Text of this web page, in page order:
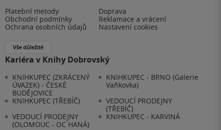
Platební metody
Doprava
Obchodní podmínky
Reklamace a vrácení
Ochrana osobních údajů
Nastavení cookies
Vše důležité
Kariéra v Knihy Dobrovský
KNIHKUPEC (ZKRÁCENÝ
ÚVAZEK) - ČESKÉ
BUDĚJOVICE
KNIHKUPEC - BRNO (Galerie
Vaňkovka)
KNIHKUPEC (TŘEBÍČ)
VEDOUCÍ PRODEJNY
(TŘEBÍČ)
VEDOUCÍ PRODEJNY
(OLOMOUC - OC HANÁ)
KNIHKUPEC - KARVINÁ